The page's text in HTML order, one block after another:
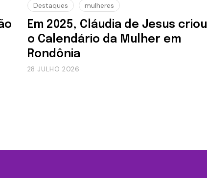
Destaques mulheres
Em 2025, Cláudia de Jesus criou
o Calendário da Mulher em
Rondônia
28 JULHO 2026